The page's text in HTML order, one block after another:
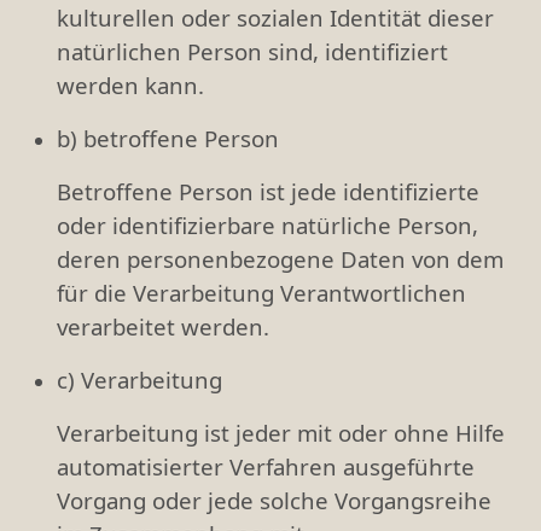
kulturellen oder sozialen Identität dieser
natürlichen Person sind, identifiziert
werden kann.
b) betroffene Person
Betroffene Person ist jede identifizierte
oder identifizierbare natürliche Person,
deren personenbezogene Daten von dem
für die Verarbeitung Verantwortlichen
verarbeitet werden.
c) Verarbeitung
Verarbeitung ist jeder mit oder ohne Hilfe
automatisierter Verfahren ausgeführte
Vorgang oder jede solche Vorgangsreihe